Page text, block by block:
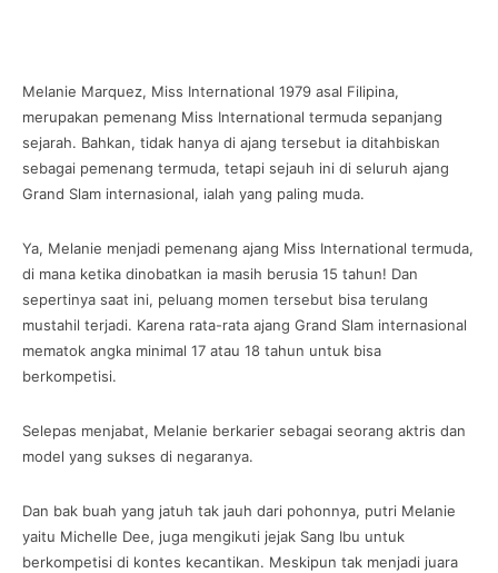
Melanie Marquez, Miss International 1979 asal Filipina,
merupakan pemenang Miss International termuda sepanjang
sejarah. Bahkan, tidak hanya di ajang tersebut ia ditahbiskan
sebagai pemenang termuda, tetapi sejauh ini di seluruh ajang
Grand Slam internasional, ialah yang paling muda.
Ya, Melanie menjadi pemenang ajang Miss International termuda,
di mana ketika dinobatkan ia masih berusia 15 tahun! Dan
sepertinya saat ini, peluang momen tersebut bisa terulang
mustahil terjadi. Karena rata-rata ajang Grand Slam internasional
mematok angka minimal 17 atau 18 tahun untuk bisa
berkompetisi.
Selepas menjabat, Melanie berkarier sebagai seorang aktris dan
model yang sukses di negaranya.
Dan bak buah yang jatuh tak jauh dari pohonnya, putri Melanie
yaitu Michelle Dee, juga mengikuti jejak Sang Ibu untuk
berkompetisi di kontes kecantikan. Meskipun tak menjadi juara